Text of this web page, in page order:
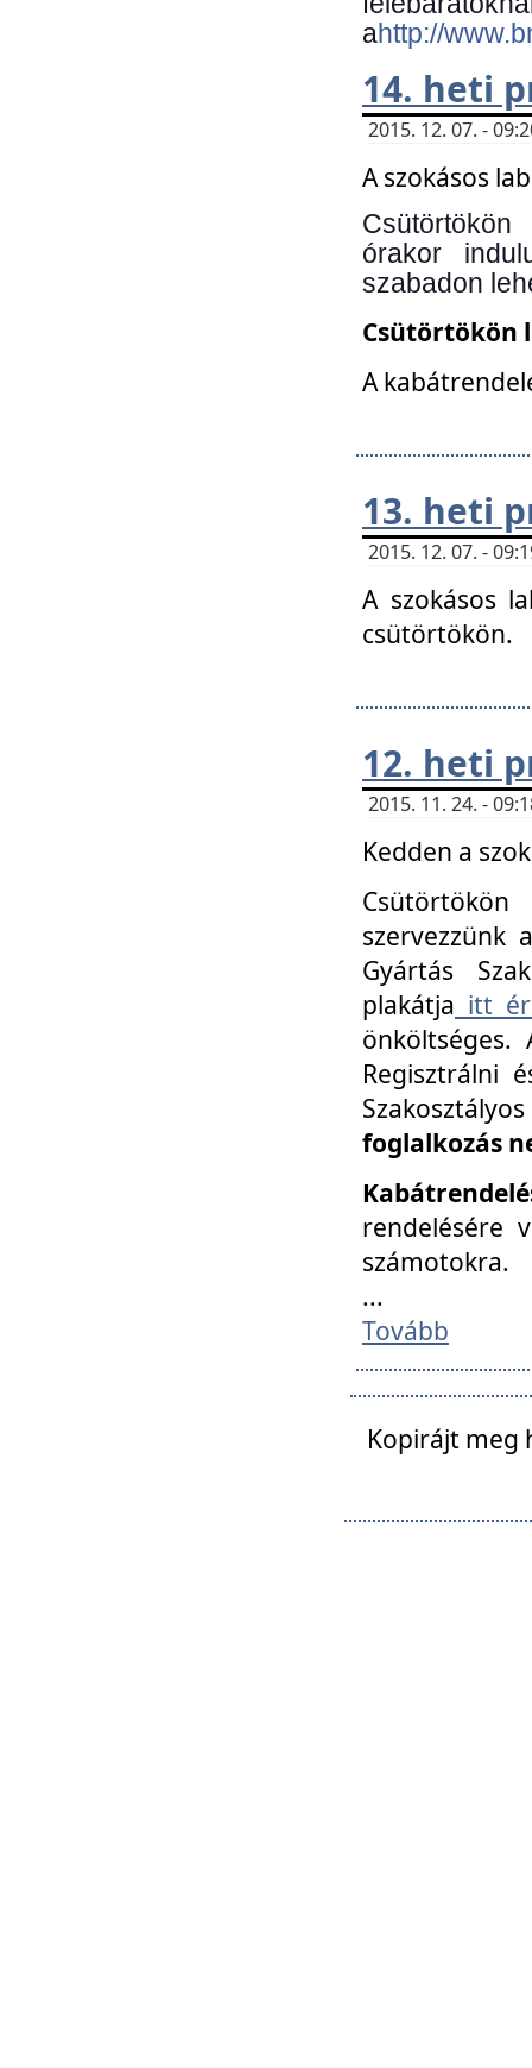
ahttp://
14. heti
2015. 12. 07. -
A szokásos
órakor
szabadon
Csütörtökön
A
13. heti
2015. 12. 07. -
A szokásos
csütörtökön.
12. heti
2015. 11. 24. -
Kedden a
szervezzünk
Gyártás
plakátja itt
Regisztrálni
foglalkozás
rendelésére
számotokra.
...
Tovább
Kopirájt meg